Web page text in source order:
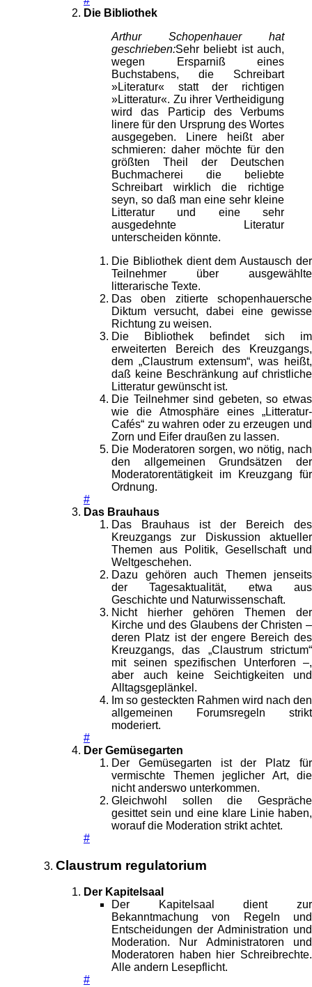
Die Bibliothek
Arthur Schopenhauer hat
geschrieben:Sehr beliebt ist auch,
wegen Ersparniß eines
Buchstabens, die Schreibart
»Literatur« statt der richtigen
»Litteratur«. Zu ihrer Vertheidigung
wird das Particip des Verbums
linere für den Ursprung des Wortes
ausgegeben. Linere heißt aber
schmieren: daher möchte für den
größten Theil der Deutschen
Buchmacherei die beliebte
Schreibart wirklich die richtige
seyn, so daß man eine sehr kleine
Litteratur und eine sehr
ausgedehnte Literatur
unterscheiden könnte.
Die Bibliothek dient dem Austausch der
Teilnehmer über ausgewählte
litterarische Texte.
Das oben zitierte schopenhauersche
Diktum versucht, dabei eine gewisse
Richtung zu weisen.
Die Bibliothek befindet sich im
erweiterten Bereich des Kreuzgangs,
dem „Claustrum extensum“, was heißt,
daß keine Beschränkung auf christliche
Litteratur gewünscht ist.
Die Teilnehmer sind gebeten, so etwas
wie die Atmosphäre eines „Litteratur-
Cafés“ zu wahren oder zu erzeugen und
Zorn und Eifer draußen zu lassen.
Die Moderatoren sorgen, wo nötig, nach
den allgemeinen Grundsätzen der
Moderatorentätigkeit im Kreuzgang für
Ordnung.
#
Das Brauhaus
Das Brauhaus ist der Bereich des
Kreuzgangs zur Diskussion aktueller
Themen aus Politik, Gesellschaft und
Weltgeschehen.
Dazu gehören auch Themen jenseits
der Tagesaktualität, etwa aus
Geschichte und Naturwissenschaft.
Nicht hierher gehören Themen der
Kirche und des Glaubens der Christen –
deren Platz ist der engere Bereich des
Kreuzgangs, das „Claustrum strictum“
mit seinen spezifischen Unterforen –,
aber auch keine Seichtigkeiten und
Alltagsgeplänkel.
Im so gesteckten Rahmen wird nach den
allgemeinen Forumsregeln strikt
moderiert.
#
Der Gemüsegarten
Der Gemüsegarten ist der Platz für
vermischte Themen jeglicher Art, die
nicht anderswo unterkommen.
Gleichwohl sollen die Gespräche
gesittet sein und eine klare Linie haben,
worauf die Moderation strikt achtet.
#
Claustrum regulatorium
Der Kapitelsaal
Der Kapitelsaal dient zur
Bekanntmachung von Regeln und
Entscheidungen der Administration und
Moderation. Nur Administratoren und
Moderatoren haben hier Schreibrechte.
Alle andern Lesepflicht.
#